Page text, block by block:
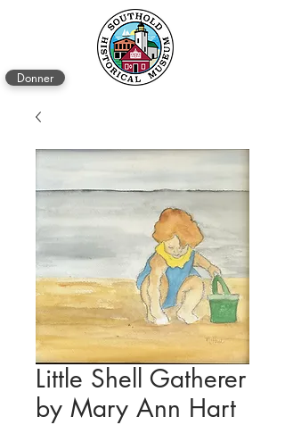
Donner
Little Shell Gatherer
by Mary Ann Hart